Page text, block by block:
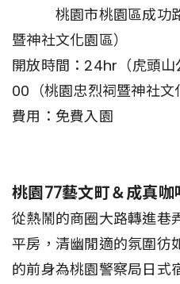
桃園市桃園區成功路
暨神社文化園區）
開放時間：24hr（虎頭山
00（桃園忠烈祠暨神社文
費用：免費入園
桃園77藝文町＆成真咖
從熱鬧的商圈大路轉進巷
平房，清幽閒適的氛圍彷
的前身為桃園警察局日式